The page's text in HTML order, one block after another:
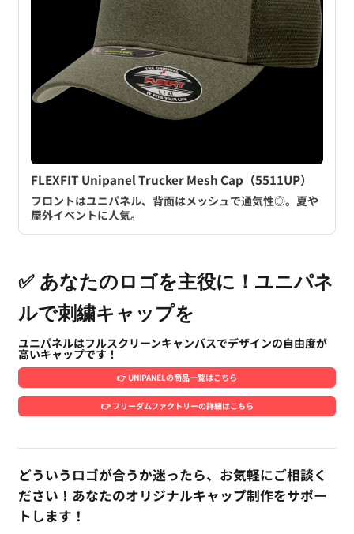
FLEXFIT Unipanel Trucker Mesh Cap（5511UP）
フロントはユニパネル、背面はメッシュで通気性◎。夏や
屋外イベントに人気。
✅ あなたのロゴを主役に！ユニパネ
ルで刺繍キャップを
ユニパネルはフルスクリーンキャンバスでデザインの自由度が
高いキャップです！
👉 UNIPANELの商品一覧はこちら
👉 フリーダムファクトリーの詳細はこちら
どういうロゴが合うか迷ったら、お気軽にご相談く
ださい！あなたのオリジナルキャップ制作をサポー
トします！